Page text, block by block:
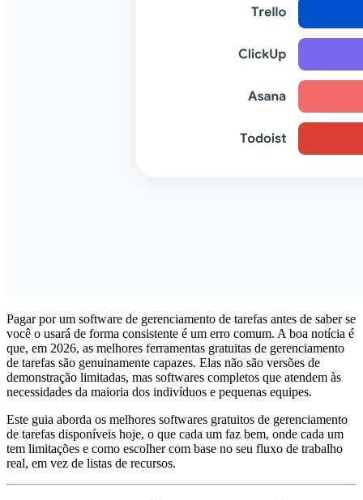
Pagar por um software de gerenciamento de tarefas antes de saber se
você o usará de forma consistente é um erro comum. A boa notícia é
que, em 2026, as melhores ferramentas gratuitas de gerenciamento
de tarefas são genuinamente capazes. Elas não são versões de
demonstração limitadas, mas softwares completos que atendem às
necessidades da maioria dos indivíduos e pequenas equipes.
Este guia aborda os melhores softwares gratuitos de gerenciamento
de tarefas disponíveis hoje, o que cada um faz bem, onde cada um
tem limitações e como escolher com base no seu fluxo de trabalho
real, em vez de listas de recursos.